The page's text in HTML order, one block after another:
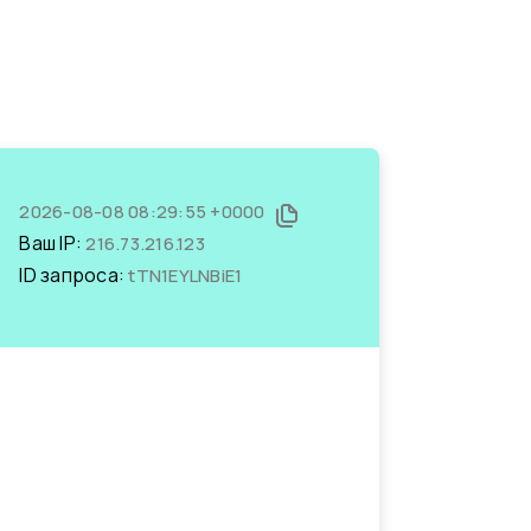
2026-08-08 08:29:55 +0000
Ваш IP:216.73.216.123
ID запроса:tTN1EYLNBiE1